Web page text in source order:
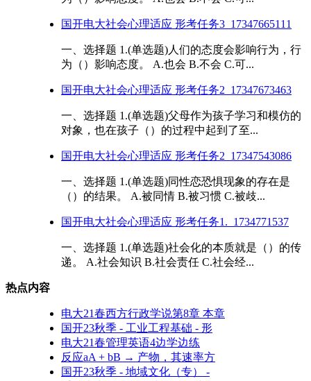
国开电大社会心理适应 形考任务3_17347665111
一、选择题 1.(单选题)人们的态度会影响行为，行
为（）影响态度。 A.也会 B.不会 C.可...
国开电大社会心理适应 形考任务2_17347673463
一、选择题 1.(单选题)父母作为孩子学习和模仿的
对象，也在孩子（）的过程中起到了至...
国开电大社会心理适应 形考任务2_17347543086
一、选择题 1.(单选题)同性恋恐惧现象的存在是
（）的结果。 A.被同情 B.被习惯 C.被歧...
国开电大社会心理适应 形考任务1._1734771537
一、选择题 1.(单选题)社会化的本质就是（）的传
递。 A.社会知识 B.社会责任 C.社会经...
热点内容
电大21春西方行政学说第8章 本章
国开23秋季 - 工业工程基础 - 形
电大21春管理英语4边学边练
反应aA + bB → 产物，其速率方
国开23秋季 - 地域文化（专） -